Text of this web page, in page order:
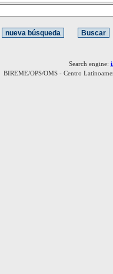
Search engine:
BIREME/OPS/OMS - Centro